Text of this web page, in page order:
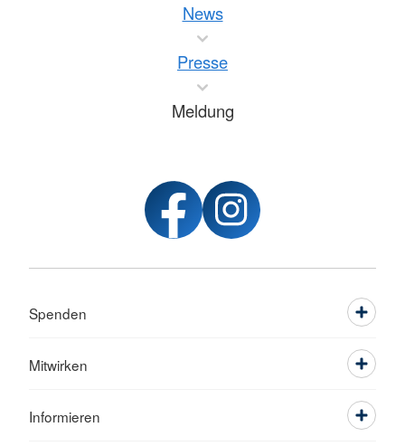
News
Presse
Meldung
Spenden
Mitwirken
Informieren